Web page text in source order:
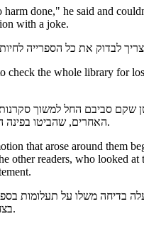
done," he said and
with a joke.
check the whole library for
האחרים, שהביטו בפינה החזקה בהתרגשות.
that arose around them
other readers, who looked at
בדיחה משלו על תעלומות
בצחוק, יעל הצטרפה.